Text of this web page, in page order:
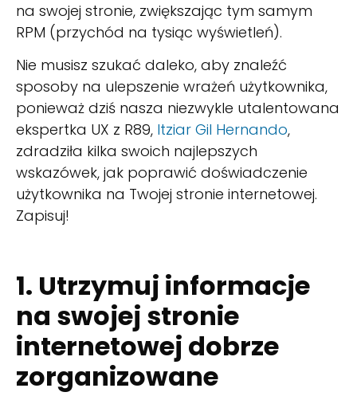
na swojej stronie, zwiększając tym samym
RPM (przychód na tysiąc wyświetleń).
Nie musisz szukać daleko, aby znaleźć
sposoby na ulepszenie wrażeń użytkownika,
ponieważ dziś nasza niezwykle utalentowana
ekspertka UX z R89, Itziar Gil Hernando,
zdradziła kilka swoich najlepszych
wskazówek, jak poprawić doświadczenie
użytkownika na Twojej stronie internetowej.
Zapisuj!
1. Utrzymuj informacje
na swojej stronie
internetowej dobrze
zorganizowane